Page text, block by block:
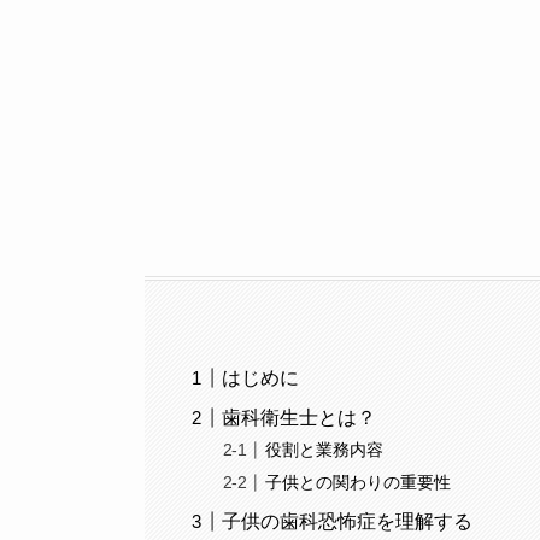
はじめに
歯科衛生士とは？
役割と業務内容
子供との関わりの重要性
子供の歯科恐怖症を理解する